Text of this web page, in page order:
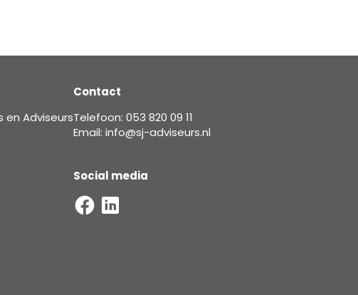
en Adviseurs
Contact
Telefoon: 053 820 09 11
Email: info@sj-adviseurs.nl
Social media